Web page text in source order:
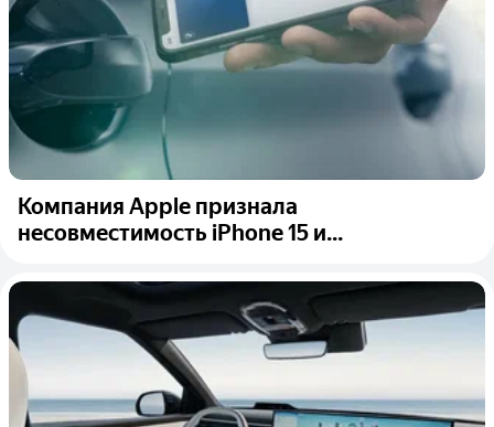
Компания Apple признала
несовместимость iPhone 15 и...